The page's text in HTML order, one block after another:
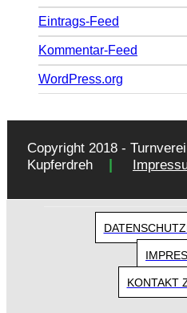
Eintrags-Feed
Kommentar-Feed
WordPress.org
Copyright 2018 -
Kupferdreh
|
KONTAKT